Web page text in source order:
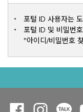
포털 ID 사용자는
포털 ID 및 비밀번
"아이디/비밀번호
Opens a new
Opens